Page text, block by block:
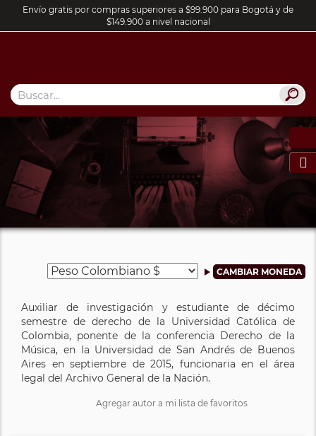
Envío gratis por compras superiores a $99.900 para Bogotá y de
$149.900 a nivel nacional

Auxiliar de investigación y estudiante de décimo
semestre de derecho de la Universidad Católica de
Colombia, ponente de la conferencia Derecho de la
Música, en la Universidad de San Andrés de Buenos
Aires en septiembre de 2015, funcionaria en el área
legal del Archivo General de la Nación.
Agregar autor a mi lista de favoritos